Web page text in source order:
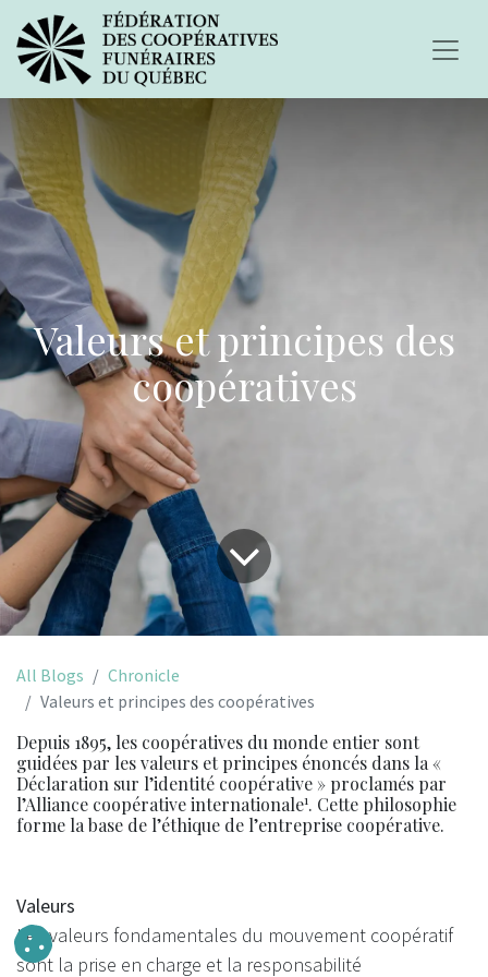
Valeurs et principes des
coopératives
All Blogs
Chronicle
Valeurs et principes des coopératives
Depuis 1895, les coopératives du monde entier sont
guidées par les valeurs et principes énoncés dans la «
Déclaration sur l’identité coopérative » proclamés par
l’Alliance coopérative internationale1. Cette philosophie
forme la base de l’éthique de l’entreprise coopérative.
Valeurs
Les valeurs fondamentales du mouvement coopératif
sont la prise en charge et la responsabilité